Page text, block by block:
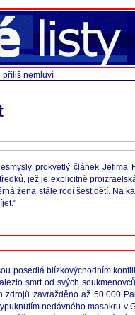
příliš nemluví
prokvetlý článek
jež je explicitně
žena stále rodí šest dětí. Na
posedlá blízkovýchodním
smrt od svých
zavražděno až 50.000
nedávného masakru